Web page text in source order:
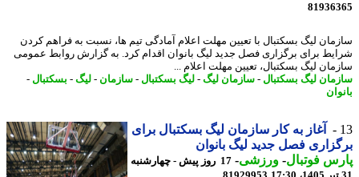
لیگ بسکتبال با تعیین مهلت اعلام آمادگی تیم ها، نسبت به فراهم کردن
برای برگزاری فصل جدید لیگ بانوان اقدام کرد. به گزارش روابط عمومی
لیگ بسکتبال، تعیین مهلت اعلام ...
لیگ بسکتبال-سازمان لیگ -لیگ بسکتبال-سازمان -لیگ-بسکتبال-
آغاز به کار سازمان لیگ بسکتبال برای
فصل جدید لیگ بانوان
فوتبال-ورزشی-
17 روز پیش - چهارشنبه